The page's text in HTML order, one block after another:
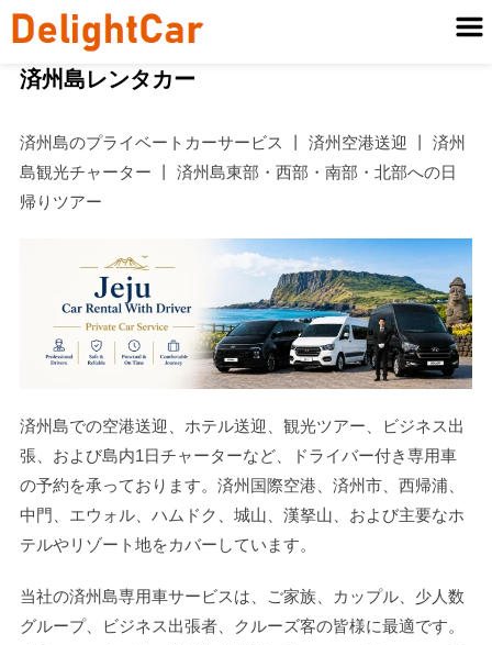
済州島レンタカー
済州島のプライベートカーサービス 丨 済州空港送迎 丨 済州
島観光チャーター 丨 済州島東部・西部・南部・北部への日
帰りツアー
済州島での空港送迎、ホテル送迎、観光ツアー、ビジネス出
張、および島内1日チャーターなど、ドライバー付き専用車
の予約を承っております。済州国際空港、済州市、西帰浦、
中門、エウォル、ハムドク、城山、漢拏山、および主要なホ
テルやリゾート地をカバーしています。
当社の済州島専用車サービスは、ご家族、カップル、少人数
グループ、ビジネス出張者、クルーズ客の皆様に最適です。